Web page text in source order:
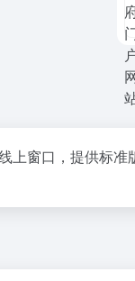
上窗口，提供标准